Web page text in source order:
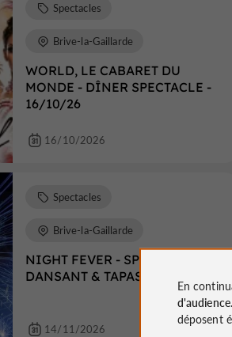
WORLD, LE CABARET DU
MONDE - DÎNER SPECTACLE -
16/10/26
Spectacles
Brive-la-Gaillarde
16/10/2026
NIGHT FEVER - SPECTACLE
DANSANT & TAPAS - 14/11/26
Spectacles
Brive-la-Gaillarde
14/11/2026
En
d'audience
déposent